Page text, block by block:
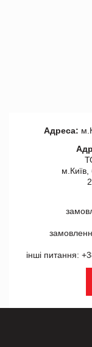
Адреса:
інші питання: